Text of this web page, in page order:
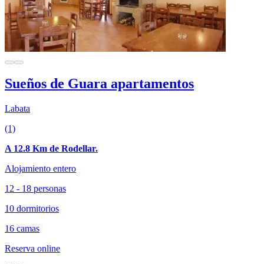
Sueños de Guara apartamentos
Labata
(1)
A 12.8 Km de Rodellar.
Alojamiento entero
12 - 18 personas
10 dormitorios
16 camas
Reserva online